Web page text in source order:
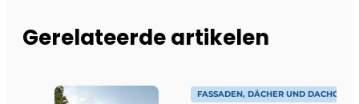
Gerelateerde artikelen
FASSADEN, DÄCHER UND